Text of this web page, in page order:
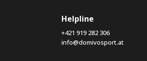
Helpline
+421 919 282 306
info@domivosport.at